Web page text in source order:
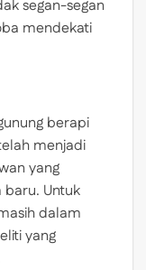
segan-segan
mendekati
berapi
menjadi
yang
Untuk
dalam
yang